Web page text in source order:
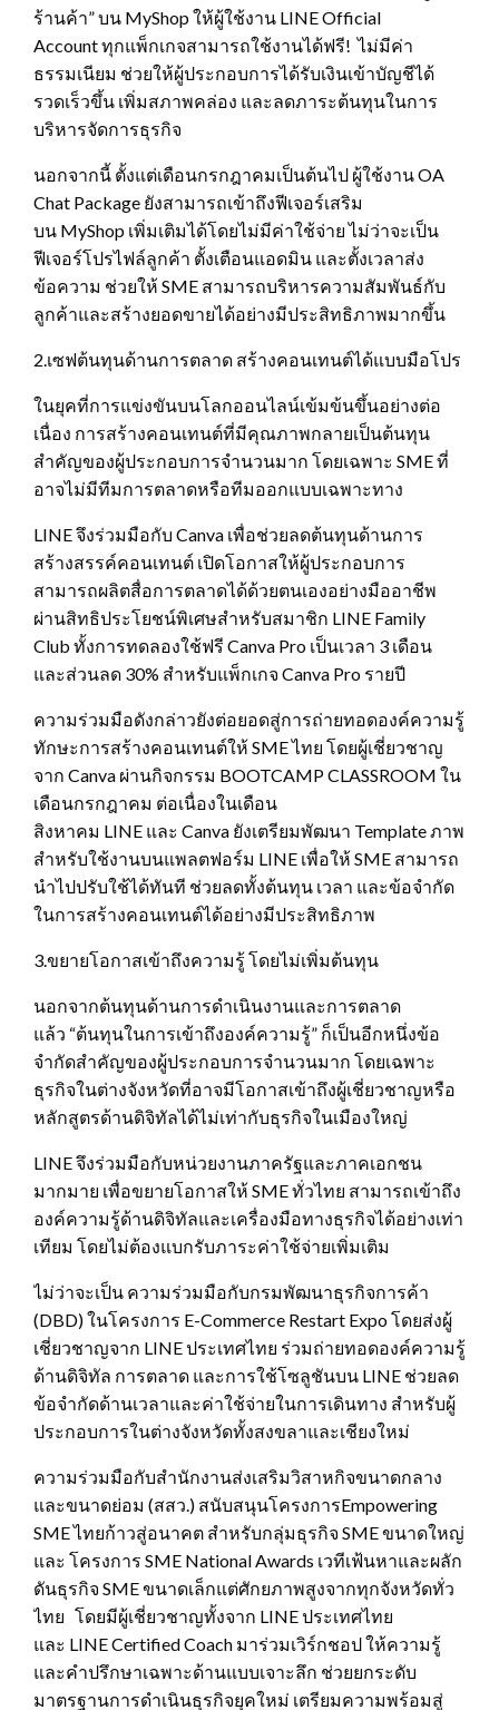
ร้านค้า” บน MyShop ให้ผู้ใช้งาน LINE Official
Account ทุกแพ็กเกจสามารถใช้งานได้ฟรี! ไม่มีค่า
ธรรมเนียม ช่วยให้ผู้ประกอบการได้รับเงินเข้าบัญชีได้
รวดเร็วขึ้น เพิ่มสภาพคล่อง และลดภาระต้นทุนในการ
บริหารจัดการธุรกิจ
นอกจากนี้ ตั้งแต่เดือนกรกฎาคมเป็นต้นไป ผู้ใช้งาน OA
Chat Package ยังสามารถเข้าถึงฟีเจอร์เสริม
บน MyShop เพิ่มเติมได้โดยไม่มีค่าใช้จ่าย ไม่ว่าจะเป็น
ฟีเจอร์โปรไฟล์ลูกค้า ตั้งเตือนแอดมิน และตั้งเวลาส่ง
ข้อความ ช่วยให้ SME สามารถบริหารความสัมพันธ์กับ
ลูกค้าและสร้างยอดขายได้อย่างมีประสิทธิภาพมากขึ้น
2.เซฟต้นทุนด้านการตลาด สร้างคอนเทนต์ได้แบบมือโปร
ในยุคที่การแข่งขันบนโลกออนไลน์เข้มข้นขึ้นอย่างต่อ
เนื่อง การสร้างคอนเทนต์ที่มีคุณภาพกลายเป็นต้นทุน
สำคัญของผู้ประกอบการจำนวนมาก โดยเฉพาะ SME ที่
อาจไม่มีทีมการตลาดหรือทีมออกแบบเฉพาะทาง
LINE จึงร่วมมือกับ Canva เพื่อช่วยลดต้นทุนด้านการ
สร้างสรรค์คอนเทนต์ เปิดโอกาสให้ผู้ประกอบการ
สามารถผลิตสื่อการตลาดได้ด้วยตนเองอย่างมืออาชีพ
ผ่านสิทธิประโยชน์พิเศษสำหรับสมาชิก LINE Family
Club ทั้งการทดลองใช้ฟรี Canva Pro เป็นเวลา 3 เดือน
และส่วนลด 30% สำหรับแพ็กเกจ Canva Pro รายปี
ความร่วมมือดังกล่าวยังต่อยอดสู่การถ่ายทอดองค์ความรู้
ทักษะการสร้างคอนเทนต์ให้ SME ไทย โดยผู้เชี่ยวชาญ
จาก Canva ผ่านกิจกรรม BOOTCAMP CLASSROOM ใน
เดือนกรกฎาคม ต่อเนื่องในเดือน
สิงหาคม LINE และ Canva ยังเตรียมพัฒนา Template ภาพ
สำหรับใช้งานบนแพลตฟอร์ม LINE เพื่อให้ SME สามารถ
นำไปปรับใช้ได้ทันที ช่วยลดทั้งต้นทุน เวลา และข้อจำกัด
ในการสร้างคอนเทนต์ได้อย่างมีประสิทธิภาพ
3.ขยายโอกาสเข้าถึงความรู้ โดยไม่เพิ่มต้นทุน
นอกจากต้นทุนด้านการดำเนินงานและการตลาด
แล้ว “ต้นทุนในการเข้าถึงองค์ความรู้” ก็เป็นอีกหนึ่งข้อ
จำกัดสำคัญของผู้ประกอบการจำนวนมาก โดยเฉพาะ
ธุรกิจในต่างจังหวัดที่อาจมีโอกาสเข้าถึงผู้เชี่ยวชาญหรือ
หลักสูตรด้านดิจิทัลได้ไม่เท่ากับธุรกิจในเมืองใหญ่
LINE จึงร่วมมือกับหน่วยงานภาครัฐและภาคเอกชน
มากมาย เพื่อขยายโอกาสให้ SME ทั่วไทย สามารถเข้าถึง
องค์ความรู้ด้านดิจิทัลและเครื่องมือทางธุรกิจได้อย่างเท่า
เทียม โดยไม่ต้องแบกรับภาระค่าใช้จ่ายเพิ่มเติม
ไม่ว่าจะเป็น ความร่วมมือกับกรมพัฒนาธุรกิจการค้า
(DBD) ในโครงการ E-Commerce Restart Expo โดยส่งผู้
เชี่ยวชาญจาก LINE ประเทศไทย ร่วมถ่ายทอดองค์ความรู้
ด้านดิจิทัล การตลาด และการใช้โซลูชันบน LINE ช่วยลด
ข้อจำกัดด้านเวลาและค่าใช้จ่ายในการเดินทาง สำหรับผู้
ประกอบการในต่างจังหวัดทั้งสงขลาและเชียงใหม่
ความร่วมมือกับสำนักงานส่งเสริมวิสาหกิจขนาดกลาง
และขนาดย่อม (สสว.) สนับสนุนโครงการEmpowering
SME ไทยก้าวสู่อนาคต สำหรับกลุ่มธุรกิจ SME ขนาดใหญ่
และ โครงการ SME National Awards เวทีเฟ้นหาและผลัก
ดันธุรกิจ SME ขนาดเล็กแต่ศักยภาพสูงจากทุกจังหวัดทั่ว
ไทย โดยมีผู้เชี่ยวชาญทั้งจาก LINE ประเทศไทย
และ LINE Certified Coach มาร่วมเวิร์กชอป ให้ความรู้
และคำปรึกษาเฉพาะด้านแบบเจาะลึก ช่วยยกระดับ
มาตรฐานการดำเนินธุรกิจยุคใหม่ เตรียมความพร้อมสู่